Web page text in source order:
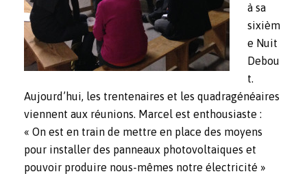
à sa
sixièm
e Nuit
Debou
t.
Aujourd’hui, les trentenaires et les quadragénéaires
viennent aux réunions. Marcel est enthousiaste :
« On est en train de mettre en place des moyens
pour installer des panneaux photovoltaiques et
pouvoir produire nous-mêmes notre électricité »